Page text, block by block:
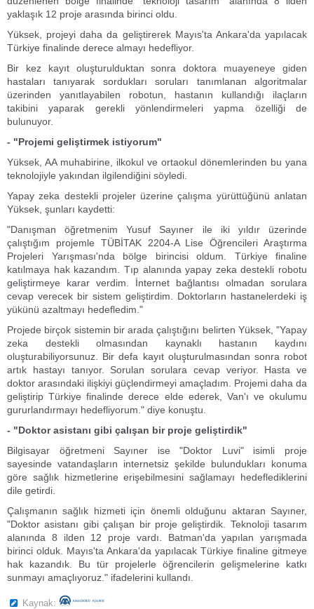
yaklaşık 12 proje arasında birinci oldu.
Yüksek, projeyi daha da geliştirerek Mayıs'ta Ankara'da yapılacak
Türkiye finalinde derece almayı hedefliyor.
Bir kez kayıt oluşturulduktan sonra doktora muayeneye giden
hastaları tanıyarak sordukları soruları tanımlanan algoritmalar
üzerinden yanıtlayabilen robotun, hastanın kullandığı ilaçların
takibini yaparak gerekli yönlendirmeleri yapma özelliği de
bulunuyor.
- "Projemi geliştirmek istiyorum"
Yüksek, AA muhabirine, ilkokul ve ortaokul dönemlerinden bu yana
teknolojiyle yakından ilgilendiğini söyledi.
Yapay zeka destekli projeler üzerine çalışma yürüttüğünü anlatan
Yüksek, şunları kaydetti:
"Danışman öğretmenim Yusuf Sayıner ile iki yıldır üzerinde
çalıştığım projemle TÜBİTAK 2204-A Lise Öğrencileri Araştırma
Projeleri Yarışması'nda bölge birincisi oldum. Türkiye finaline
katılmaya hak kazandım. Tıp alanında yapay zeka destekli robotu
geliştirmeye karar verdim. İnternet bağlantısı olmadan sorulara
cevap verecek bir sistem geliştirdim. Doktorların hastanelerdeki iş
yükünü azaltmayı hedefledim."
Projede birçok sistemin bir arada çalıştığını belirten Yüksek, "Yapay
zeka destekli olmasından kaynaklı hastanın kaydını
oluşturabiliyorsunuz. Bir defa kayıt oluşturulmasından sonra robot
artık hastayı tanıyor. Sorulan sorulara cevap veriyor. Hasta ve
doktor arasındaki ilişkiyi güçlendirmeyi amaçladım. Projemi daha da
geliştirip Türkiye finalinde derece elde ederek, Van'ı ve okulumu
gururlandırmayı hedefliyorum." diye konuştu.
- "Doktor asistanı gibi çalışan bir proje geliştirdik"
Bilgisayar öğretmeni Sayıner ise "Doktor Luvi" isimli proje
sayesinde vatandaşların internetsiz şekilde bulundukları konuma
göre sağlık hizmetlerine erişebilmesini sağlamayı hedeflediklerini
dile getirdi.
Çalışmanın sağlık hizmeti için önemli olduğunu aktaran Sayıner,
"Doktor asistanı gibi çalışan bir proje geliştirdik. Teknoloji tasarım
alanında 8 ilden 12 proje vardı. Batman'da yapılan yarışmada
birinci olduk. Mayıs'ta Ankara'da yapılacak Türkiye finaline gitmeye
hak kazandık. Bu tür projelerle öğrencilerin gelişmelerine katkı
sunmayı amaçlıyoruz." ifadelerini kullandı.
Kaynak: